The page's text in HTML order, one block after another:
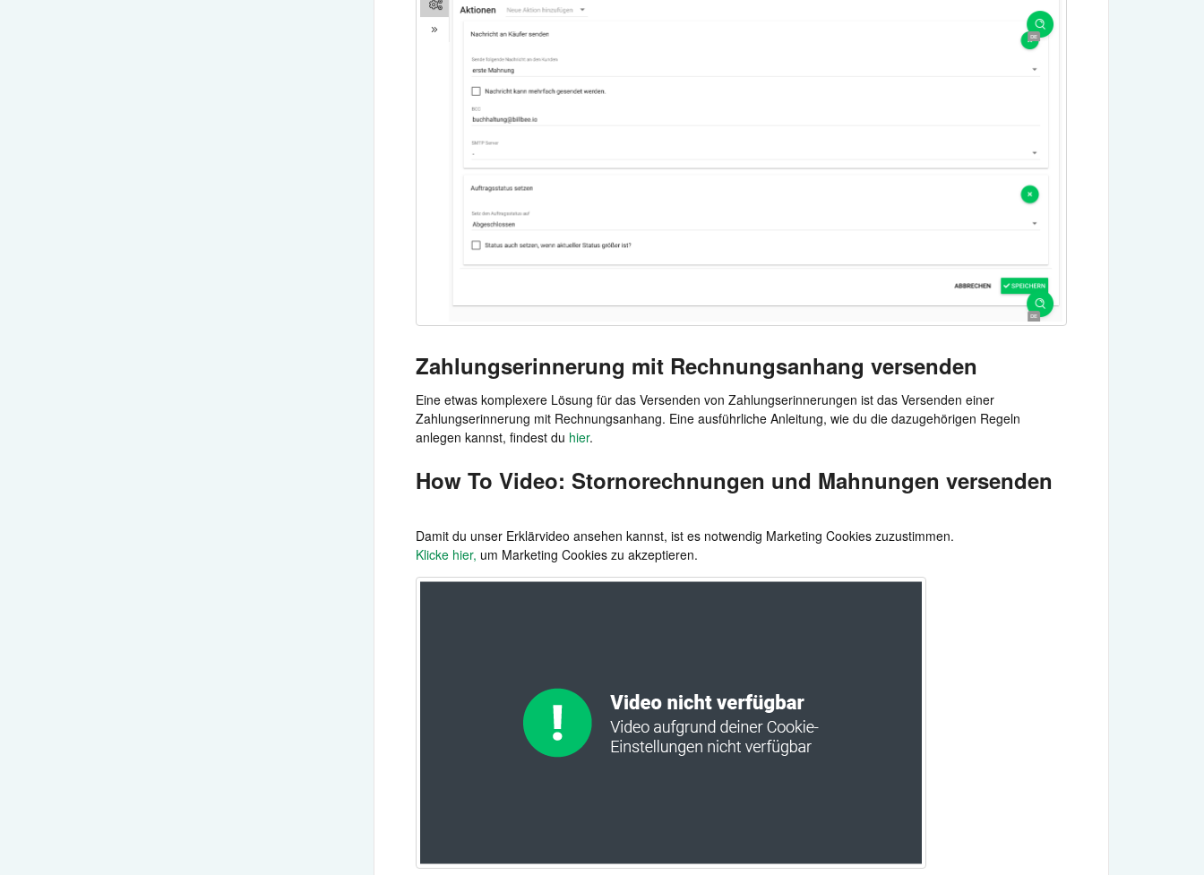
Zahlungserinnerung mit Rechnungsanhang versenden
Eine etwas komplexere Lösung für das Versenden von Zahlungserinnerungen ist das Versenden einer
Zahlungserinnerung mit Rechnungsanhang. Eine ausführliche Anleitung, wie du die dazugehörigen Regeln
anlegen kannst, findest du hier.
How To Video: Stornorechnungen und Mahnungen versenden
Damit du unser Erklärvideo ansehen kannst, ist es notwendig Marketing Cookies zuzustimmen.
Klicke hier, um Marketing Cookies zu akzeptieren.